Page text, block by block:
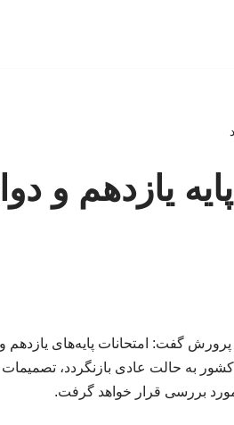
یازدهم و
حالت عادی بازنگردد، تصمیمات
مورد بررسی قرار خواهد گرفت.